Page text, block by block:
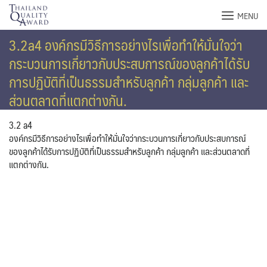
Skip
content
MENU
3.2a4 องค์กรมีวิธีการอย่างไรเพื่อทำให้มั่นใจว่า
กระบวนการเกี่ยาวกับประสบการณ์ของลูกค้าได้รับ
การปฏิบัติที่เป็นธรรมสำหรับลูกค้า กลุ่มลูกค้า และ
ส่วนตลาดที่แตกต่างกัน.
3.2 a4
องค์กรมีวิธีการอย่างไรเพื่อทำให้มั่นใจว่ากระบวนการเกี่ยาวกับประสบการณ์
ของลูกค้าได้รับการปฏิบัติที่เป็นธรรมสำหรับลูกค้า กลุ่มลูกค้า และส่วนตลาดที่
แตกต่างกัน.